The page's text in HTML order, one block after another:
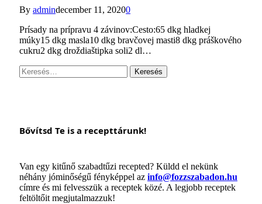
By admindecember 11, 20200
Prísady na prípravu 4 závinov:Cesto:65 dkg hladkej
múky15 dkg masla10 dkg bravčovej masti8 dkg práškového
cukru2 dkg droždiaštipka soli2 dl…
Keresés:
Bővítsd Te is a recepttárunk!
Van egy kitűnő szabadtűzi recepted? Küldd el nekünk
néhány jóminőségű fényképpel az info@fozzszabadon.hu
címre és mi felvesszük a receptek közé. A legjobb receptek
feltöltőit megjutalmazzuk!